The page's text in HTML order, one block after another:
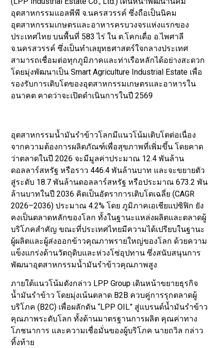
อุตสาหกรรมแอลพีพี จ.นครสวรรค์ ซึ่งถือเป็นนิคม
อุตสาหกรรมเกษตรและอาหารครบวงจรแห่งแรกของ
ประเทศไทย บนพื้นที่ 583 ไร่ ใน ต.โคกเดื่อ อ.ไพศาลี
จ.นครสวรรค์ ซึ่งเป็นทำเลยุทธศาสตร์ใจกลางประเทศ
สามารถเชื่อมต่อทุกภูมิภาคและท่าเรือหลักได้อย่างสะดวก
โดยมุ่งพัฒนาเป็น Smart Agriculture Industrial Estate เพื่อ
รองรับการเติบโตของอุตสาหกรรมเกษตรและอาหารใน
อนาคต คาดว่าจะเปิดดำเนินการในปี 2569
อุตสาหกรรมน้ำมันรำข้าวโลกมีแนวโน้มเติบโตต่อเนื่อง
จากความต้องการผลิตภัณฑ์เพื่อสุขภาพที่เพิ่มขึ้น โดยคาด
ว่าตลาดในปี 2026 จะมีมูลค่าประมาณ 12.4 พันล้าน
ดอลลาร์สหรัฐ หรือราว 446.4 พันล้านบาท และจะขยายตัว
สู่ระดับ 18.7 พันล้านดอลลาร์สหรัฐ หรือประมาณ 673.2 พัน
ล้านบาทในปี 2036 คิดเป็นอัตราการเติบโตเฉลี่ย (CAGR
2026–2036) ประมาณ 4.2% โดย ภูมิภาคเอเชียแปซิฟิก ยัง
คงเป็นตลาดหลักของโลก ทั้งในฐานะแหล่งผลิตและตลาดผู้
บริโภคสำคัญ ขณะที่ประเทศไทยมีความได้เปรียบในฐานะ
ผู้ผลิตและผู้ส่งออกข้าวคุณภาพรายใหญ่ของโลก ด้วยความ
แข็งแกร่งด้านวัตถุดิบและห่วงโซ่อุปทาน ซึ่งสนับสนุนการ
พัฒนาอุตสาหกรรมน้ำมันรำข้าวคุณภาพสูง
ภายใต้แนวโน้มดังกล่าว LPP Group เดินหน้าขยายธุรกิจ
น้ำมันรำข้าว โดยมุ่งเน้นตลาด B2B ควบคู่การรุกตลาดผู้
บริโภค (B2C) เพื่อผลักดัน “LPP OIL” สู่แบรนด์น้ำมันรำข้าว
คุณภาพระดับโลก ทั้งด้านมาตรฐานการผลิต คุณค่าทาง
โภชนาการ และความเชื่อมั่นของผู้บริโภค นายถวิล กล่าว
ทิ้งท้าย